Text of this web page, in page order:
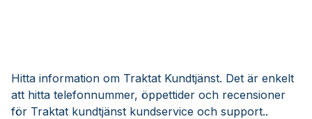
Hitta information om Traktat Kundtjänst. Det är enkelt
att hitta telefonnummer, öppettider och recensioner
för Traktat kundtjänst kundservice och support..